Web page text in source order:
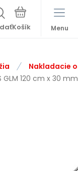
Menu
Nakladacie
120 cm x 30 mm